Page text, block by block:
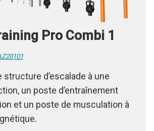
Pro Combi 1
d’escalade à une
un poste d’entraînement
et un poste de musculation à